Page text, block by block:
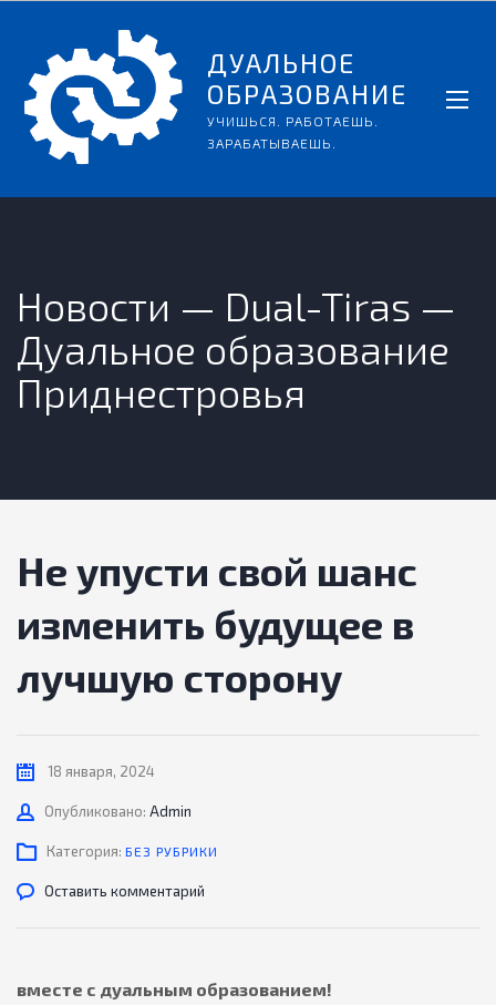
ДУАЛЬНОЕ
ОБРАЗОВАНИЕ
УЧИШЬСЯ. РАБОТАЕШЬ.
ЗАРАБАТЫВАЕШЬ.
Новости — Dual-Tiras —
Дуальное образование
Приднестровья
Не упусти свой шанс
изменить будущее в
лучшую сторону
18 января, 2024
Опубликовано: Автор
Admin
Категория: БЕЗ РУБРИКИ
Оставить комментарий
вместе с дуальным образованием!